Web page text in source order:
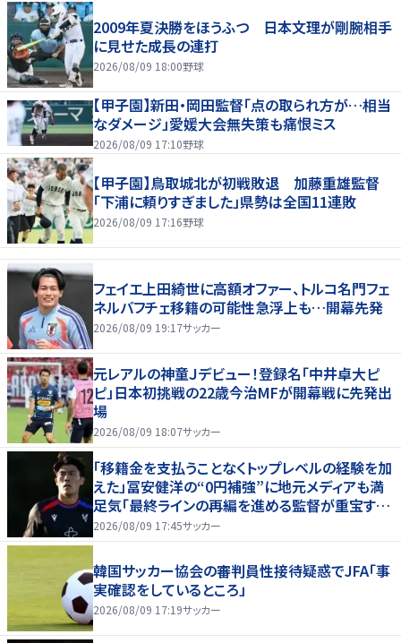
2009年夏決勝をほうふつ 日本文理が剛腕相手
に見せた成長の連打
2026/08/09 18:00野球
【甲子園】新田・岡田監督「点の取られ方が…相当
なダメージ」愛媛大会無失策も痛恨ミス
2026/08/09 17:10野球
【甲子園】鳥取城北が初戦敗退 加藤重雄監督
「下浦に頼りすぎました」県勢は全国11連敗
2026/08/09 17:16野球
フェイエ上田綺世に高額オファー、トルコ名門フェ
ネルバフチェ移籍の可能性急浮上も…開幕先発
2026/08/09 19:17サッカー
元レアルの神童Ｊデビュー！登録名「中井卓大ピ
ピ」日本初挑戦の22歳今治MFが開幕戦に先発出
場
2026/08/09 18:07サッカー
「移籍金を支払うことなくトップレベルの経験を加
えた」冨安健洋の“0円補強”に地元メディアも満
足気「最終ラインの再編を進める監督が重宝する
柔軟性を備えている」
2026/08/09 17:45サッカー
韓国サッカー協会の審判員性接待疑惑でJFA「事
実確認をしているところ」
2026/08/09 17:19サッカー